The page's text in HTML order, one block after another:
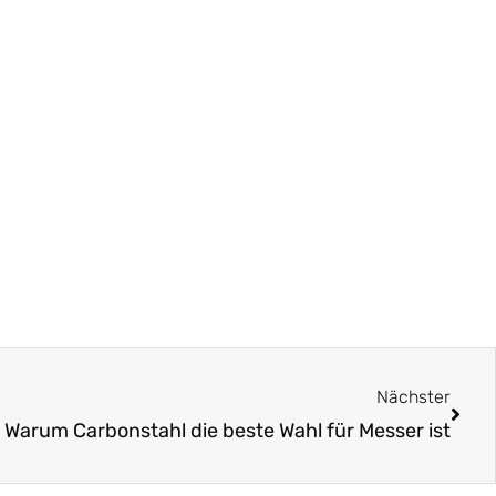
Nächster
Warum Carbonstahl die beste Wahl für Messer ist